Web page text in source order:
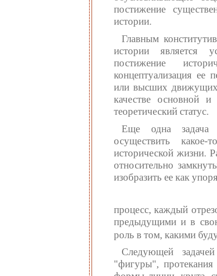
постижение
истории.
Главным
истории является
постижение
концептуализация ее
или высших движущих
качестве основной
теоретический статус.
Еще одна задача
осуществить какое-
исторической жизни.
относительно
изобразить ее как
процесс, каждый
предыдущими и в
роль в том, какими
Следующей
"фигуры", протекания